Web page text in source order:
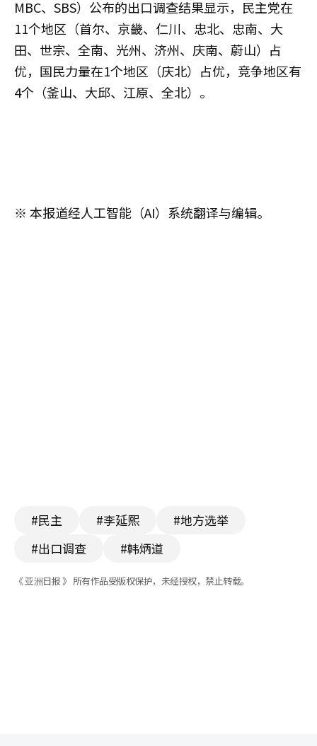
MBC、SBS）公布的出口调查结果显示，民主党在
11个地区（首尔、京畿、仁川、忠北、忠南、大
田、世宗、全南、光州、济州、庆南、蔚山）占
优，国民力量在1个地区（庆北）占优，竞争地区有
4个（釜山、大邱、江原、全北）。
※ 本报道经人工智能（AI）系统翻译与编辑。
#民主 #李延熙
#地方选举
#出口调查
#韩炳道
《 亚洲日报 》 所有作品受版权保护，未经授权，禁止转载。